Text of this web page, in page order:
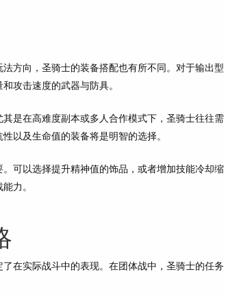
方向，圣骑士的装备搭配也有所不同。对于输出型
攻击速度的武器与防具。
是在高难度副本或多人合作模式下，圣骑士往往需
以及生命值的装备将是明智的选择。
可以选择提升精神值的饰品，或者增加技能冷却缩
力。
在实际战斗中的表现。在团体战中，圣骑士的任务